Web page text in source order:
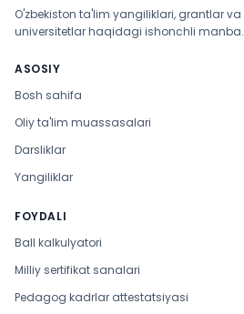
O'zbekiston ta'lim yangiliklari, grantlar va
universitetlar haqidagi ishonchli manba.
ASOSIY
Bosh sahifa
Oliy ta'lim muassasalari
Darsliklar
Yangiliklar
FOYDALI
Ball kalkulyatori
Milliy sertifikat sanalari
Pedagog kadrlar attestatsiyasi